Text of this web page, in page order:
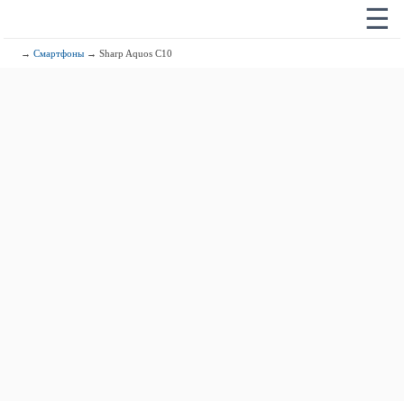
☰
→Смартфоны → Sharp Aquos C10